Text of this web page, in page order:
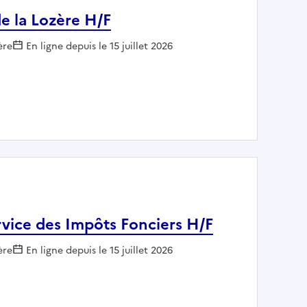
la Lozère H/F
: En ligne depuis le 15 juillet 2026
de la Lozère H/F
des Impôts Fonciers H/F
: En ligne depuis le 15 juillet 2026